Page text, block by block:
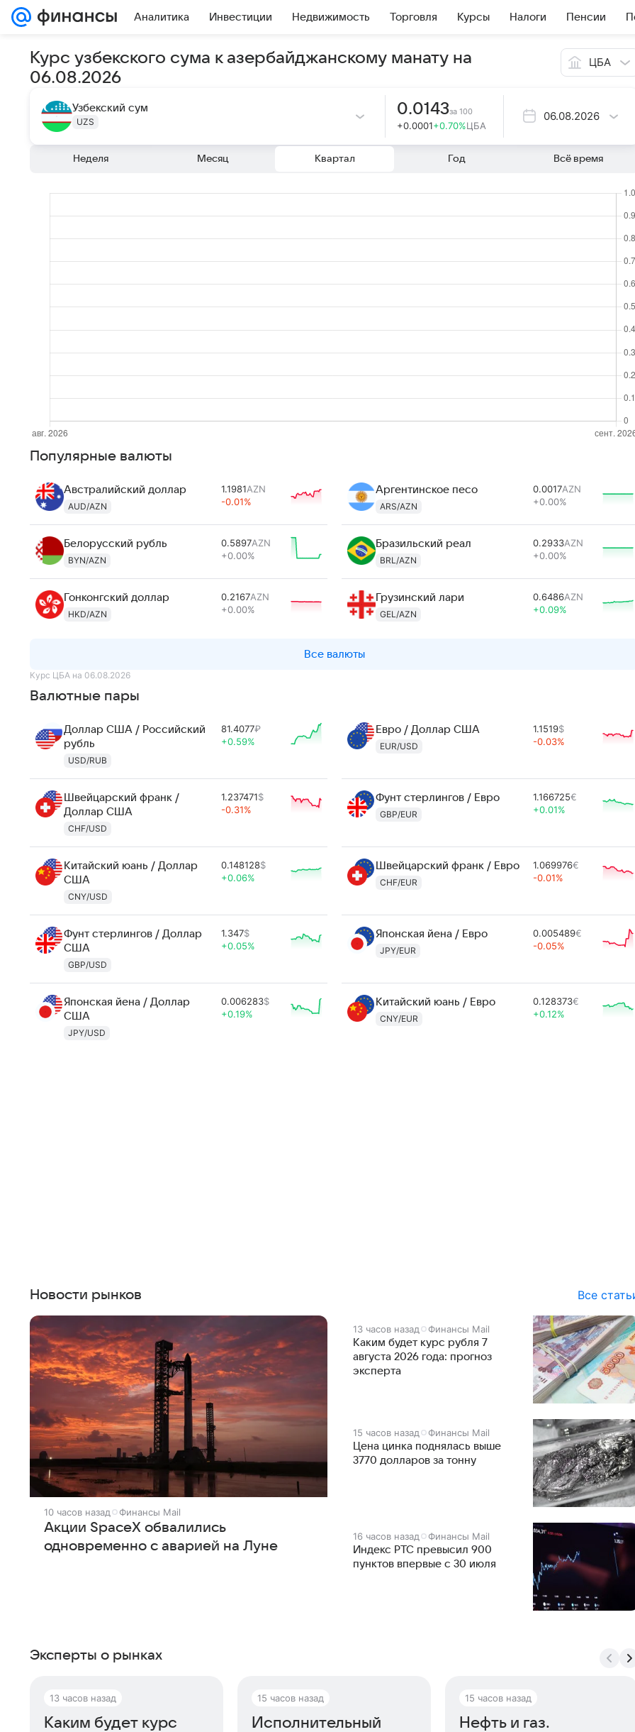
Аналитика Инвестиции Недвижимость Торговля Курсы Налоги Пенсии
Курс узбекского сума к азербайджанскому манату на
06.08.2026
ЦБА
Узбекский сум
UZS
0.0143за 100
+0.0001+0.70%ЦБА
06.08.2026
Неделя Месяц Квартал Год Всё время
Популярные валюты
Австралийский доллар
AUD/AZN
1.1981AZN
-0.01%
Аргентинское песо
ARS/AZN
0.0017AZN
+0.00%
Белорусский рубль
BYN/AZN
0.5897AZN
+0.00%
Бразильский реал
BRL/AZN
0.2933AZN
+0.00%
Гонконгский доллар
HKD/AZN
0.2167AZN
+0.00%
Грузинский лари
GEL/AZN
0.6486AZN
+0.09%
Все валюты
Курс ЦБА на 06.08.2026
Валютные пары
Доллар США / Российский
рубль
USD/RUB
81.4077₽
+0.59%
Евро / Доллар США
EUR/USD
1.1519$
-0.03%
Швейцарский франк /
Доллар США
CHF/USD
1.237471$
-0.31%
Фунт стерлингов / Евро
GBP/EUR
1.166725€
+0.01%
Китайский юань / Доллар
США
CNY/USD
0.148128$
+0.06%
Швейцарский франк / Евро
CHF/EUR
1.069976€
-0.01%
Фунт стерлингов / Доллар
США
GBP/USD
1.347$
+0.05%
Японская йена / Евро
JPY/EUR
0.005489€
-0.05%
Японская йена / Доллар
США
JPY/USD
0.006283$
+0.19%
Китайский юань / Евро
CNY/EUR
0.128373€
+0.12%
Новости рынков Все
10 часов назад Финансы Mail
Акции SpaceX обвалились
одновременно с аварией на Луне
13 часов назад
Финансы Mail
Каким будет курс рубля 7
августа 2026 года: прогноз
эксперта
15 часов назад
Финансы Mail
Цена цинка поднялась выше
3770 долларов за тонну
16 часов назад
Финансы Mail
Индекс РТС превысил 900
пунктов впервые с 30 июля
Эксперты о рынках
13 часов назад
Каким будет курс
15 часов назад
Исполнительный
15 часов назад
Нефть и газ.